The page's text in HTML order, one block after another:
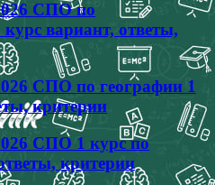
СПО по
вариант, ответы,
СПО по географии 1
критерии
СПО 1 курс по
критерии